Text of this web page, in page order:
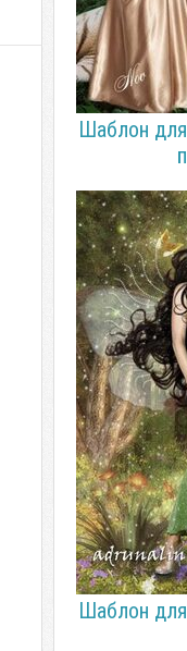
Шаблон
Шаблон